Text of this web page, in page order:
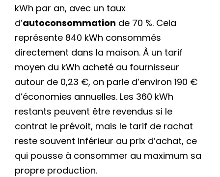
kWh par an, avec un taux
d’autoconsommation de 70 %. Cela
représente 840 kWh consommés
directement dans la maison. À un tarif
moyen du kWh acheté au fournisseur
autour de 0,23 €, on parle d’environ 190 €
d’économies annuelles. Les 360 kWh
restants peuvent être revendus si le
contrat le prévoit, mais le tarif de rachat
reste souvent inférieur au prix d’achat, ce
qui pousse à consommer au maximum sa
propre production.